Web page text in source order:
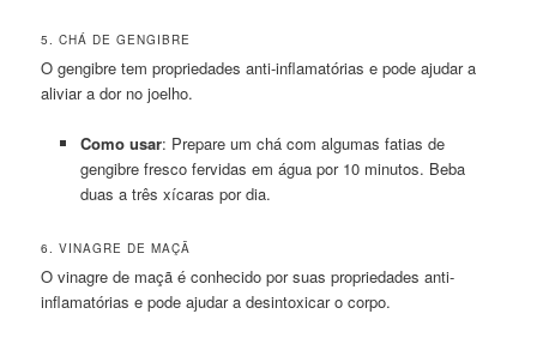
5. CHÁ DE GENGIBRE
O gengibre tem propriedades anti-inflamatórias e pode ajudar a
aliviar a dor no joelho.
Como usar: Prepare um chá com algumas fatias de
gengibre fresco fervidas em água por 10 minutos. Beba
duas a três xícaras por dia.
6. VINAGRE DE MAÇÃ
O vinagre de maçã é conhecido por suas propriedades anti-
inflamatórias e pode ajudar a desintoxicar o corpo.